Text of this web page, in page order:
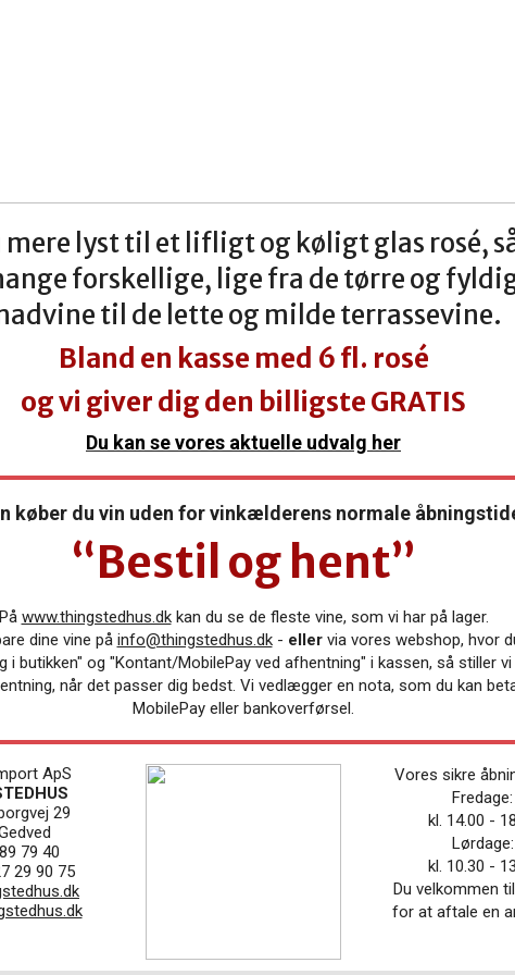
mere lyst til et lifligt og køligt glas rosé,
forskellige, lige fra de tørre og
til de lette og milde terrassevine.
Bland en kasse med 6 fl. rosé
og vi giver dig den billigste GRATIS
Du kan se vores aktuelle udvalg her
køber du vin uden for vinkælderens normale
“Bestil og hent”
På www.thingstedhus.dk kan du se de fleste vine, som vi har på lager.
dine vine på info@thingstedhus.dk - eller via vores webshop, hvor
i butikken" og "Kontant/MobilePay ved afhentning" i kassen, så stiller vi
når det passer dig bedst. Vi vedlægger en nota, som du kan
MobilePay eller bankoverførsel.
ApS
29
79 40
29 90 75
Vores sikre
Fredage:
kl. 14.00 -
Lørdage:
kl. 10.30 -
Du velkommen
for at aftale en